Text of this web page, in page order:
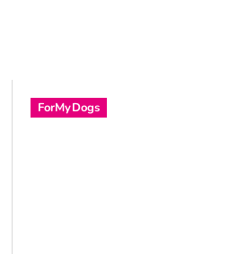
ForMyDogs